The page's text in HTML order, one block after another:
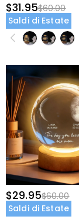
$31.95$60.00
Saldi di Estate
$29.95$60.00
Saldi di Estate